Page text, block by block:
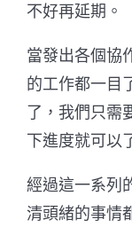
不好再延期。
當發出各個協
的工作都一目
了，我們只需
下進度就可以
經過這一系列
清頭緒的事情